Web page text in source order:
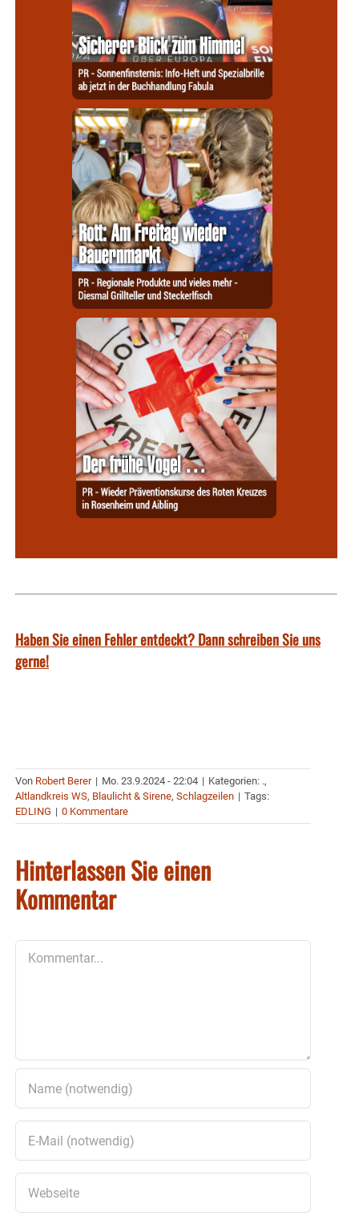
Haben Sie einen Fehler entdeckt? Dann schreiben Sie uns
gerne!
Von Robert Berer | Mo. 23.9.2024 - 22:04 | Kategorien: .,
Altlandkreis WS, Blaulicht & Sirene, Schlagzeilen | Tags:
EDLING | 0 Kommentare
Hinterlassen Sie einen
Kommentar